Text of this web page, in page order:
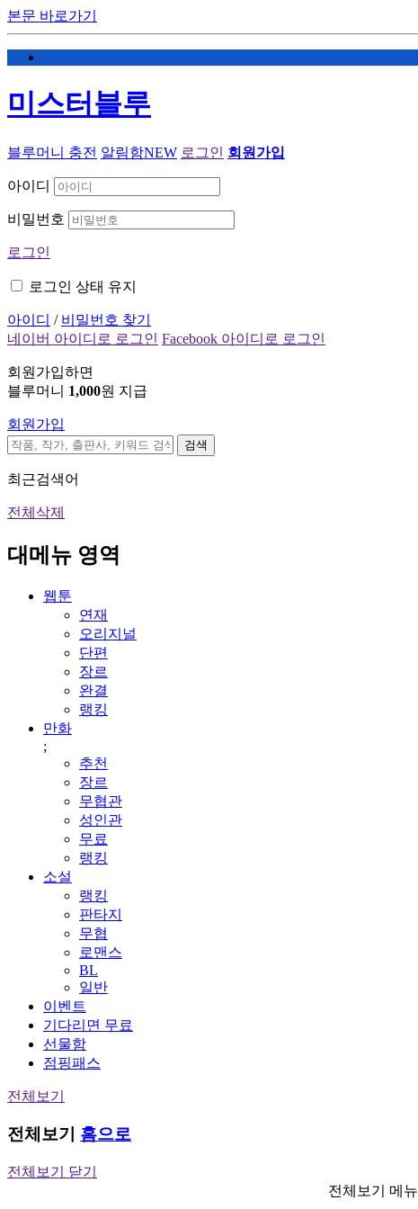
본문 바로가기
미스터블루
블루머니 충전 알림함NEW 로그인 회원가입
아이디
비밀번호
로그인
로그인 상태 유지
아이디 / 비밀번호 찾기
네이버 아이디로 로그인 Facebook 아이디로 로그인
회원가입하면
블루머니 1,000원 지급
회원가입
검색
최근검색어
전체삭제
대메뉴 영역
웹툰
연재
오리지널
단편
장르
완결
랭킹
만화
;
추천
장르
무협관
성인관
무료
랭킹
소설
랭킹
판타지
무협
로맨스
BL
일반
이벤트
기다리면 무료
선물함
점핑패스
전체보기
전체보기 홈으로
전체보기 닫기
전체보기 메뉴